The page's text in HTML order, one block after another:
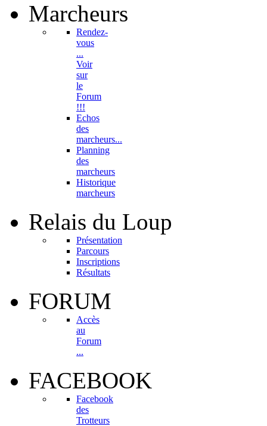
Marcheurs
Rendez-
vous
...
Voir
sur
le
Forum
!!!
Echos
des
marcheurs...
Planning
des
marcheurs
Historique
marcheurs
Relais du Loup
Présentation
Parcours
Inscriptions
Résultats
FORUM
Accès
au
Forum
...
FACEBOOK
Facebook
des
Trotteurs